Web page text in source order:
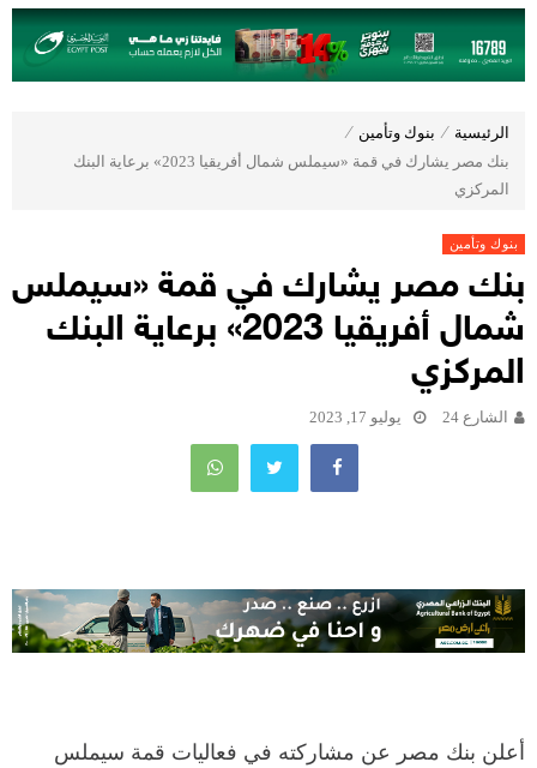
الرئيسية ⁄ بنوك وتأمين ⁄
بنك مصر يشارك في قمة «سيملس شمال أفريقيا 2023» برعاية البنك
المركزي
بنوك وتأمين
بنك مصر يشارك في قمة «سيملس
شمال أفريقيا 2023» برعاية البنك
المركزي
الشارع 24 يوليو 17, 2023
أعلن بنك مصر عن مشاركته في فعاليات قمة سيملس